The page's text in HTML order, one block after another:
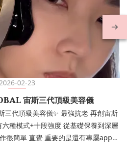
02-23
宙斯三代頂級美容儀
代頂級美容儀✨ 最強抗老 再創宙斯
種模式+十段強度 從基礎保養到深層
很簡單 直覺 重要的是還有專屬app連